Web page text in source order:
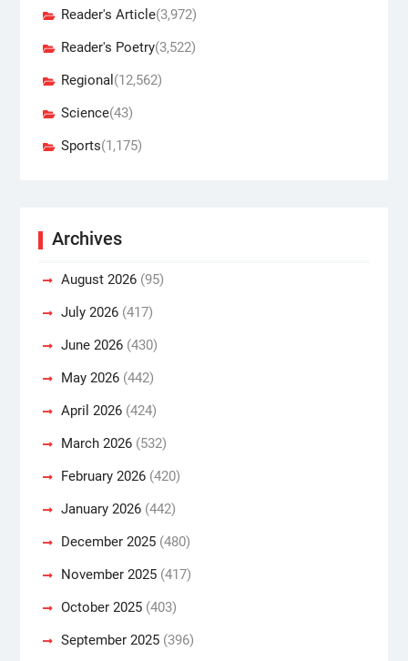
Reader's Article(3,972)
Reader's Poetry(3,522)
Regional (12,562)
Science(43)
Sports(1,175)
Archives
August 2026(95)
July 2026(417)
June 2026(430)
May 2026(442)
April 2026(424)
March 2026(532)
February 2026(420)
January 2026(442)
December 2025(480)
November 2025(417)
October 2025(403)
September 2025(396)